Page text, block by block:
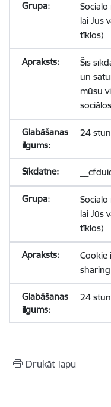
lai Jūs
tīklos)
Šīs
un
mūsu
24
lai Jūs
tīklos)
Cookie
24
Drukāt lapu